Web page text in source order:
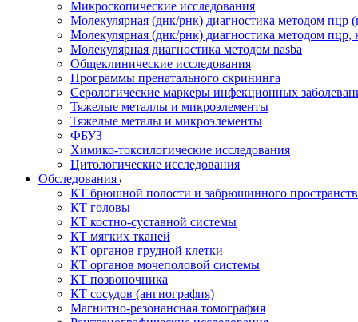
Микроскопические исследования
Молекулярная (днк/рнк) диагностика методом пцр
Молекулярная (днк/рнк) диагностика методом пцр,
Молекулярная диагностика методом nasba
Общеклинические исследования
Программы пренатального скрининга
Серологические маркеры инфекционных
Тяжелые металлы и микроэлементы
Тяжелые металы и микроэлементы
ФБУЗ
Химико-токсилогические исследования
Цитологические исследования
Обследования
КТ брюшной полости и забрюшинного
КТ головы
КТ костно-суставной системы
КТ мягких тканей
КТ органов грудной клетки
КТ органов мочеполовой системы
КТ позвоночника
КТ сосудов (ангиография)
Магнитно-резонансная томография